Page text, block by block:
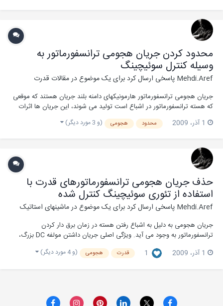
محدود کردن جریان هجومی ترانسفورماتور به
وسیله کنترل سوئیچینگ
Mehdi.Arefپاسخی ارسال کرد برای یک موضوع درمقالات قدرت
جریان هجومی ترانسفورماتور هارمونیکهای دامنه بلند جریان هستند که موقعی
که هسته ترانسفورماتور در اشباع است تولید می شوند، این جریان ها اثرات
نامطلوبی دارند که شامل افت پتانسیل یا تلفات حرارتی برای ترانسفورماتور،
عملکرد بد رله های حفاظتی، و کم شدن کیفیت توان بر روی سیستم می باشند.
1 آذر، 2009 محدود هجومی (و 3 مورد دیگر)
حذف جریان هجومی ترانسفورماتورهای قدرت با
استفاده از تئوری سوئیچینگ کنترل شده
Mehdi.Arefپاسخی ارسال کرد برای یک موضوع درماشینهای استاتیک
جریان هجومی به دلیل به اشباع رفتن هسته در زمان برق دار کردن
ترانسفورماتور به وجود می آید. ویژگی اصلی جریان داشتن مولفه DC بزرگ،
کاهش کیفیت برق، کاهش عمر مفید ترانسفورماتور، عملکرد غلط رله های
1 آذر، 2009 1 قدرت هجومی (و 4 مورد دیگر)